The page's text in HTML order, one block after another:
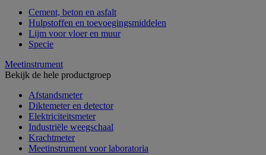
Cement, beton en asfalt
Hulpstoffen en toevoegingsmiddelen
Lijm voor vloer en muur
Specie
Meetinstrument
Bekijk de hele productgroep
Afstandsmeter
Diktemeter en detector
Elektriciteitsmeter
Industriële weegschaal
Krachtmeter
Meetinstrument voor laboratoria